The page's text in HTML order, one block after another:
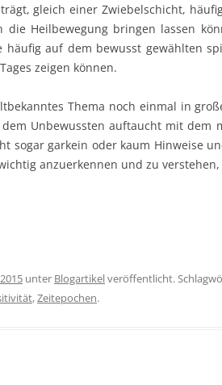
gleich einer Zwiebelschicht,
die Heilbewegung bringen lassen
häufig auf dem bewusst gewählten
zeigen können.
Thema noch einmal in
Unbewussten auftaucht mit dem
sogar garkein oder kaum Hinweise
anzuerkennen und zu verstehen,
unter Blogartikelveröffentlicht.
,Zeitepochen.